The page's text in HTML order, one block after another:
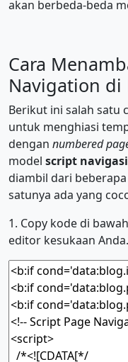
akan berbeda-beda
Cara
Navigation di
Berikut ini salah satu
untuk menghiasi
dengan numbered
model script
diambil dari
satunya ada yang
1. Copy kode di
editor kesukaan Anda.